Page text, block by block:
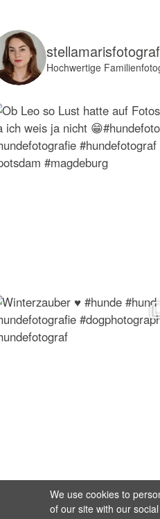
Hochwertige
We use cookies to
of our site with our